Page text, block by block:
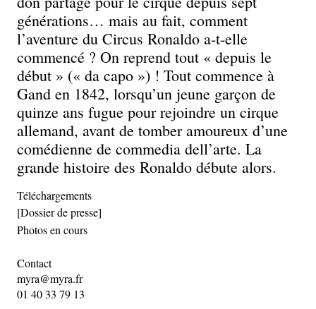
générations… mais au fait, comment
l’aventure du Circus Ronaldo a-t-elle
commencé ? On reprend tout « depuis le
début » (« da capo ») ! Tout commence à
Gand en 1842, lorsqu’un jeune garçon de
quinze ans fugue pour rejoindre un cirque
allemand, avant de tomber amoureux d’une
comédienne de commedia dell’arte. La
grande histoire des Ronaldo débute alors.
Téléchargements
[Dossier de presse]
Photos en cours
Contact
myra@myra.fr
01 40 33 79 13